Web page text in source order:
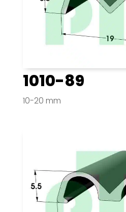
1010-89
10-20 mm